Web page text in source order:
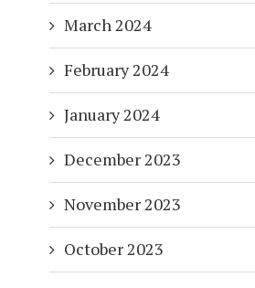
March 2024
February 2024
January 2024
December 2023
November 2023
October 2023